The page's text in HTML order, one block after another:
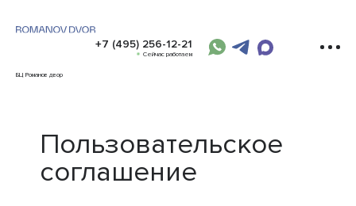
БЦ Романов двор
+7 (495) 256-12-21
Сейчас работаем
Пользовательское
соглашение